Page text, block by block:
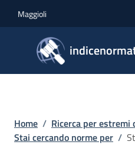
Maggioli
Briciole di
Home / Ricerca per
Stai cercando norme per /